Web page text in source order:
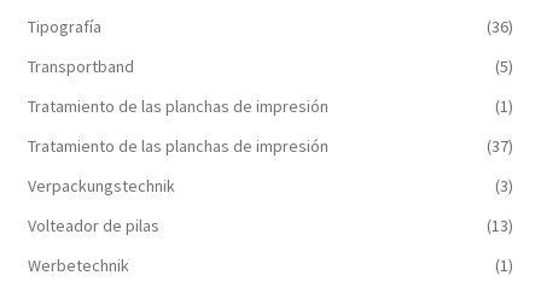
Tipografía
(36)
Transportband
(5)
Tratamiento de las planchas de impresión
(1)
Tratamiento de las planchas de impresión
(37)
Verpackungstechnik
(3)
Volteador de pilas
(13)
Werbetechnik
(1)